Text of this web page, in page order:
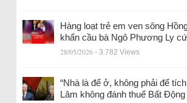
Hàng loạt trẻ em ven sông
khẩn cầu bà Ngô Phương Ly
28/05/2026 - 3.782 Views
“Nhà là để ở, không phải để
Lâm không đánh thuế Bất